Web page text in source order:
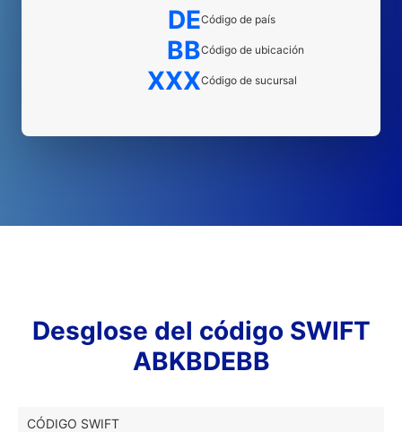
DECódigo de país
BBCódigo de ubicación
XXXCódigo de sucursal
Desglose del código SWIFT
ABKBDEBB
CÓDIGO SWIFT